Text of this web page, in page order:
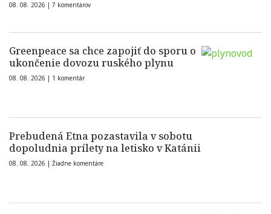
08. 08. 2026 | 7 komentárov
Greenpeace sa chce zapojiť do sporu o
ukončenie dovozu ruského plynu
08. 08. 2026 | 1 komentár
Prebudená Etna pozastavila v sobotu
dopoludnia prílety na letisko v Katánii
08. 08. 2026 | Žiadne komentáre